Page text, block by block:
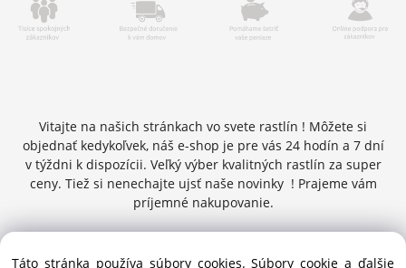
Vitajte na našich stránkach vo svete rastlín ! Môžete si
objednať kedykoľvek, náš e-shop je pre vás 24 hodín a 7 dní
v týždni k dispozícii. Veľký výber kvalitných rastlín za super
ceny. Tiež si nenechajte ujsť naše novinky ! Prajeme vám
príjemné nakupovanie.
Táto stránka používa súbory cookies. Súbory cookie a ďalšie